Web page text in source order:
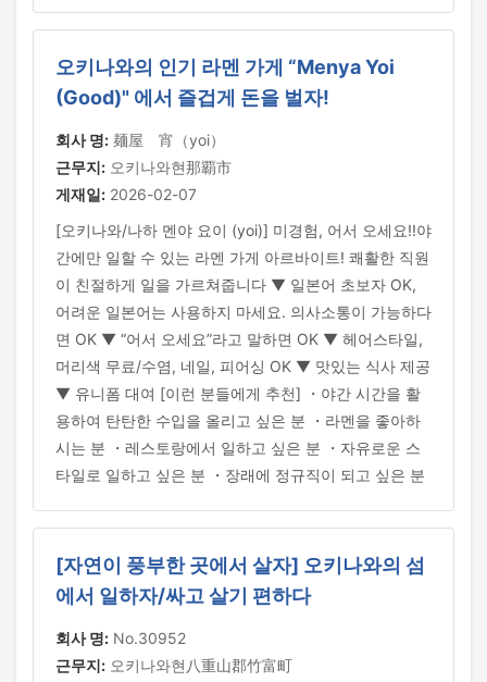
오키나와의 인기 라멘 가게 “Menya Yoi
(Good)" 에서 즐겁게 돈을 벌자!
회사 명: 麺屋 宵（yoi）
근무지: 오키나와현那覇市
게재일: 2026-02-07
[오키나와/나하 멘야 요이 (yoi)] 미경험, 어서 오세요!!야
간에만 일할 수 있는 라멘 가게 아르바이트! 쾌활한 직원
이 친절하게 일을 가르쳐줍니다 ▼ 일본어 초보자 OK,
어려운 일본어는 사용하지 마세요. 의사소통이 가능하다
면 OK ▼ “어서 오세요”라고 말하면 OK ▼ 헤어스타일,
머리색 무료/수염, 네일, 피어싱 OK ▼ 맛있는 식사 제공
▼ 유니폼 대여 [이런 분들에게 추천] ・야간 시간을 활
용하여 탄탄한 수입을 올리고 싶은 분 ・라멘을 좋아하
시는 분 ・레스토랑에서 일하고 싶은 분 ・자유로운 스
타일로 일하고 싶은 분 ・장래에 정규직이 되고 싶은 분
[자연이 풍부한 곳에서 살자] 오키나와의 섬
에서 일하자/싸고 살기 편하다
회사 명: No.30952
근무지: 오키나와현八重山郡竹富町